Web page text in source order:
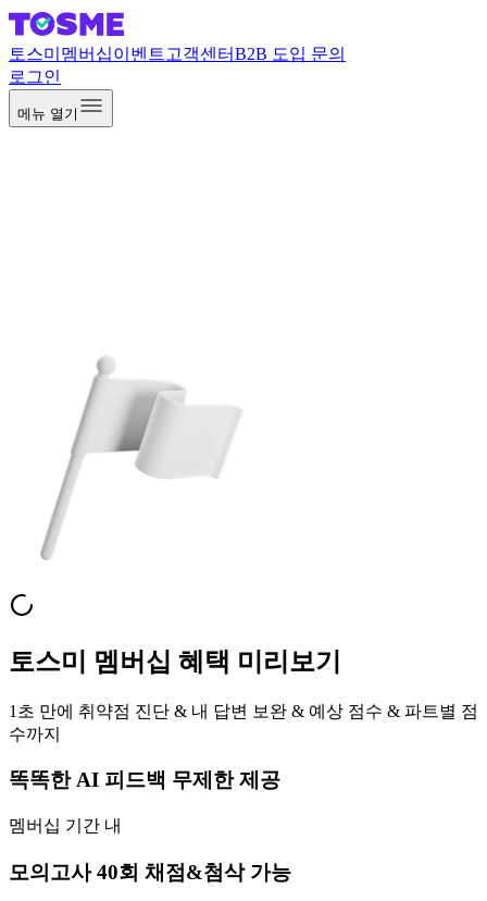
토스미 멤버십이벤트 고객센터B2B 도입 문의
로그인
메뉴 열기
토스미 멤버십 혜택 미리보기
1초 만에 취약점 진단 & 내 답변 보완 & 예상 점수 & 파트별 점
수까지
똑똑한AI 피드백 무제한제공
멤버십 기간 내
모의고사 40회 채점&첨삭 가능